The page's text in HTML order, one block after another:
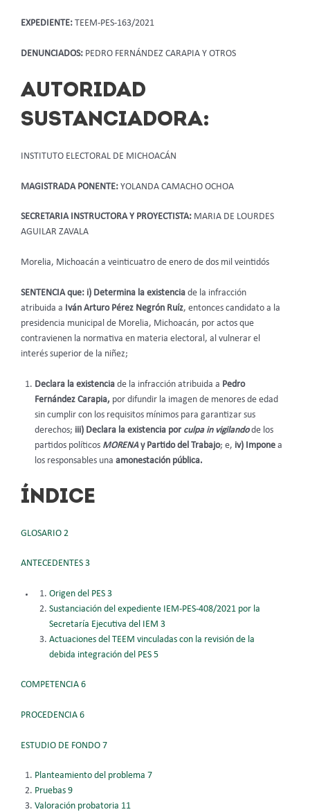
EXPEDIENTE: TEEM-PES-163/2021
DENUNCIADOS: PEDRO FERNÁNDEZ CARAPIA Y OTROS
AUTORIDAD
SUSTANCIADORA:
INSTITUTO ELECTORAL DE MICHOACÁN
MAGISTRADA PONENTE: YOLANDA CAMACHO OCHOA
SECRETARIA INSTRUCTORA Y PROYECTISTA: MARIA DE LOURDES
AGUILAR ZAVALA
Morelia, Michoacán a veinticuatro de enero de dos mil veintidós
SENTENCIA que: i) Determina la existencia de la infracción
atribuida a
Iván Arturo Pérez Negrón Ruíz, entonces candidato a la
presidencia municipal de Morelia, Michoacán, por actos que
contravienen la normativa en materia electoral, al vulnerar el
interés superior de la niñez;
Declara la existencia de la infracción atribuida a Pedro
Fernández Carapia, por difundir la imagen de menores de edad
sin cumplir con los requisitos mínimos para garantizar sus
derechos; iii) Declara la existencia por culpa in vigilandode los
partidos políticos MORENAy Partido del Trabajo; e, iv) Impone a
los responsables una amonestación pública.
ÍNDICE
GLOSARIO 2
ANTECEDENTES 3
Origen del PES 3
Sustanciación del expediente IEM-PES-408/2021 por la
Secretaría Ejecutiva del IEM 3
Actuaciones del TEEM vinculadas con la revisión de la
debida integración del PES 5
COMPETENCIA 6
PROCEDENCIA 6
ESTUDIO DE FONDO 7
Planteamiento del problema 7
Pruebas 9
Valoración probatoria 11